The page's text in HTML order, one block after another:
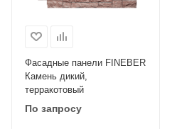
Фасадные панели FINEBER
Камень дикий,
терракотовый
По запросу